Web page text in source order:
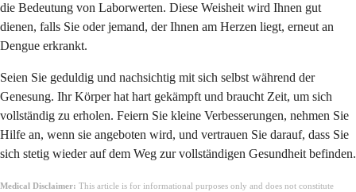
die Bedeutung von Laborwerten. Diese Weisheit wird Ihnen gut
dienen, falls Sie oder jemand, der Ihnen am Herzen liegt, erneut an
Dengue erkrankt.
Seien Sie geduldig und nachsichtig mit sich selbst während der
Genesung. Ihr Körper hat hart gekämpft und braucht Zeit, um sich
vollständig zu erholen. Feiern Sie kleine Verbesserungen, nehmen Sie
Hilfe an, wenn sie angeboten wird, und vertrauen Sie darauf, dass Sie
sich stetig wieder auf dem Weg zur vollständigen Gesundheit befinden.
Medical Disclaimer: This article is for informational purposes only and does not constitute